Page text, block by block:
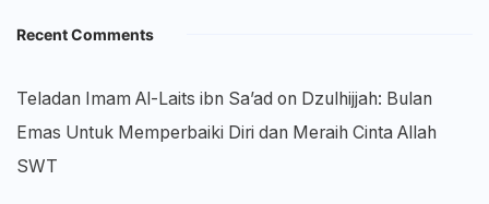
Recent Comments
Teladan Imam Al-Laits ibn Sa’ad on Dzulhijjah: Bulan
Emas Untuk Memperbaiki Diri dan Meraih Cinta Allah
SWT